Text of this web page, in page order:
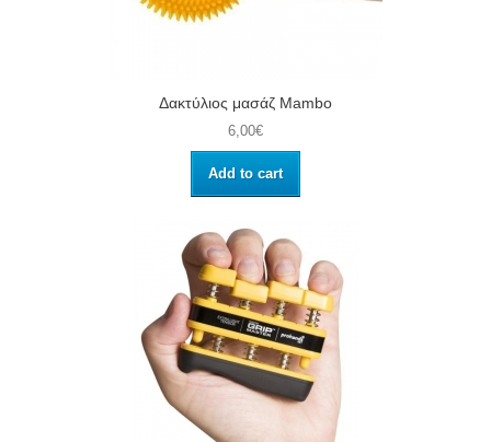
Δακτύλιος μασάζ Mambo
6,00€
Add to cart